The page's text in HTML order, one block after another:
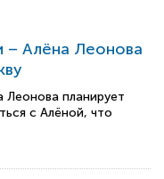
– Алёна Леонова
Леонова планирует
с Алёной, что